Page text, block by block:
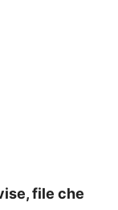
file che